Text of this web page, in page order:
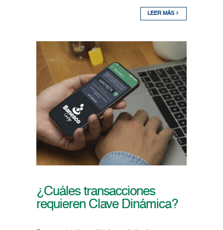
LEER MÁS
¿Cuáles transacciones
requieren Clave Dinámica?